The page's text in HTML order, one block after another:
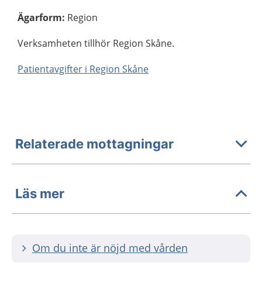
Ägarform: Region
Verksamheten tillhör Region Skåne.
Patientavgifter i Region Skåne
Relaterade mottagningar
Läs mer
Om du inte är nöjd med vården